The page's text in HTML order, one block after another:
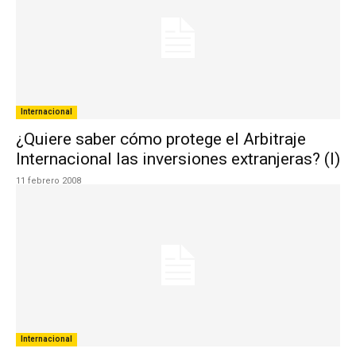
Internacional
¿Quiere saber cómo protege el Arbitraje
Internacional las inversiones extranjeras? (I)
11 febrero 2008
Internacional